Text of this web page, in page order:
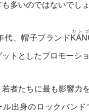
多いのではないでしょ
代、帽子ブランド
カン
ットとしたプロモーシ
若者たちに最も影響力
ル出身のロックバン